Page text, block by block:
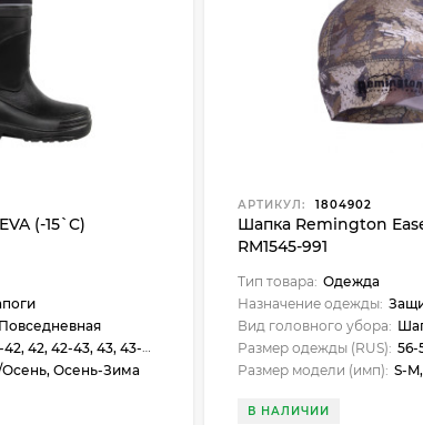
(-15`C)
Повседневная
42, 42-43, 43, 43-44, 44, 45, 45-46, 46
Осень-Зима
АРТИКУЛ: 1804902
Шапка Remington
RM1545-991
Тип товара: Одежда
Назначение одежды:
Вид головного убора:
Размер одежды (RUS): 56-
Размер модели (имп): S-
В НАЛИЧИИ